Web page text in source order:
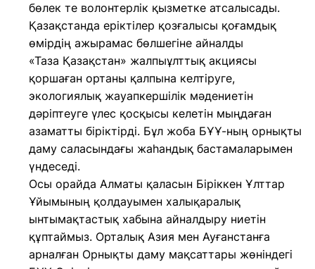
бөлек те волонтерлік қызметке атсалысады.
Қазақстанда еріктілер қозғалысы қоғамдық
өмірдің ажырамас бөлшегіне айналды
«Таза Қазақстан» жалпыұлттық акциясы
қоршаған ортаны қалпына келтіруге,
экологиялық жауапкершілік мәдениетін
дәріптеуге үлес қосқысы келетін мыңдаған
азаматты біріктірді. Бұл жоба БҰҰ-ның орнықты
даму саласындағы жаһандық бастамаларымен
үндеседі.
Осы орайда Алматы қаласын Біріккен Ұлттар
Ұйымының қолдауымен халықаралық
ынтымақтастық хабына айналдыру ниетін
құптаймыз. Орталық Азия мен Ауғанстанға
арналған Орнықты даму мақсаттары жөніндегі